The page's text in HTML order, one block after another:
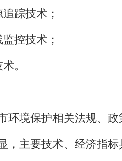
踪技术；
控技术；
。
环境保护相关法规、
，主要技术、经济指